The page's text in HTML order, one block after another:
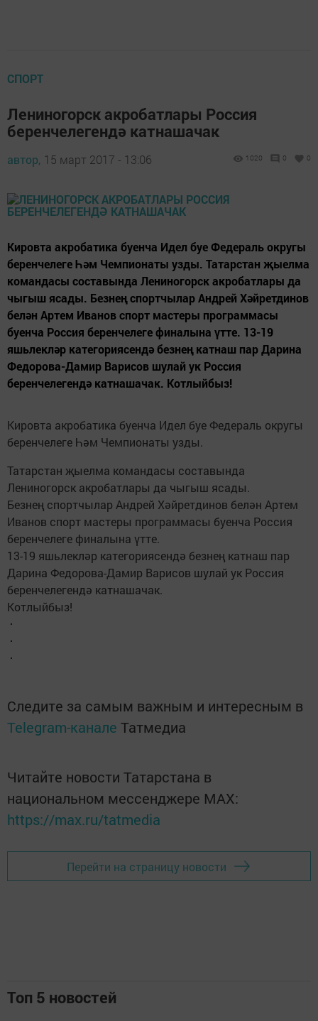
СПОРТ
Лениногорск акробатлары Россия
беренчелегендә катнашачак
автор, 15 март 2017 - 13:06 1020 0 0
Кировта акробатика буенча Идел буе Федераль округы
беренчелеге Һәм Чемпионаты узды. Татарстан җыелма
командасы составында Лениногорск акробатлары да
чыгыш ясады. Безнең спортчылар Андрей Хәйретдинов
белән Артем Иванов спорт мастеры программасы
буенча Россия беренчелеге финалына үтте. 13-19
яшьлекләр категориясендә безнең катнаш пар Дарина
Федорова-Дамир Варисов шулай ук Россия
беренчелегендә катнашачак. Котлыйбыз!
Кировта акробатика буенча Идел буе Федераль округы
беренчелеге Һәм Чемпионаты узды.
Татарстан җыелма командасы составында
Лениногорск акробатлары да чыгыш ясады.
Безнең спортчылар Андрей Хәйретдинов белән Артем
Иванов спорт мастеры программасы буенча Россия
беренчелеге финалына үтте.
13-19 яшьлекләр категориясендә безнең катнаш пар
Дарина Федорова-Дамир Варисов шулай ук Россия
беренчелегендә катнашачак.
Котлыйбыз!
Следите за самым важным и интересным в
Telegram-канале Татмедиа
Читайте новости Татарстана в
национальном мессенджере MАХ:
https://max.ru/tatmedia
Перейти на страницу новости
Топ 5 новостей